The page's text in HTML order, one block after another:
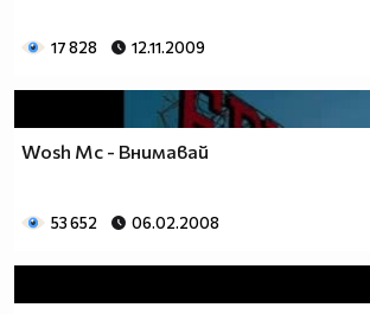
17 828 12.11.2009
Wosh Mc - Внимавай
53 652 06.02.2008